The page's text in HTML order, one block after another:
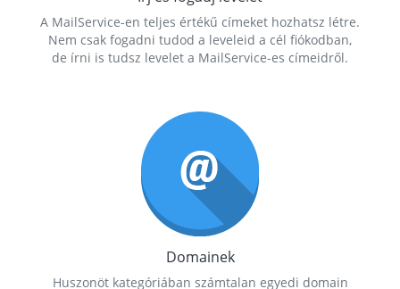
A MailService-en teljes értékű címeket hozhatsz létre.
Nem csak fogadni tudod a leveleid a cél fiókodban,
de írni is tudsz levelet a MailService-es címeidről.
Domainek
Huszonöt kategóriában számtalan egyedi domain